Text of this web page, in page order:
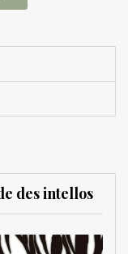
des intellos